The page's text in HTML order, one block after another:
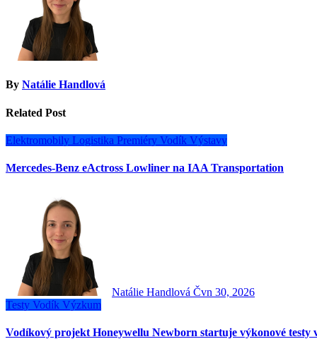
By Natálie Handlová
Related Post
Elektromobily Logistika Premiéry Vodík Výstavy
Mercedes-Benz eActross Lowliner na IAA Transportation
Natálie Handlová Čvn 30, 2026
Testy Vodík Výzkum
Vodíkový projekt Honeywellu Newborn startuje výkonové testy